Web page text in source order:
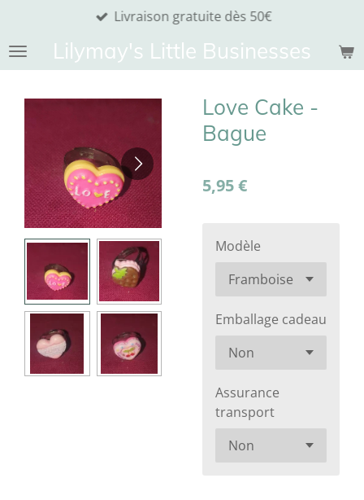
contenuLilymay's Little Businesses
Livraison gratuite dès 50€
Love Cake -
Bague
5,95 €
Modèle
Emballage cadeau
Assurance
transport